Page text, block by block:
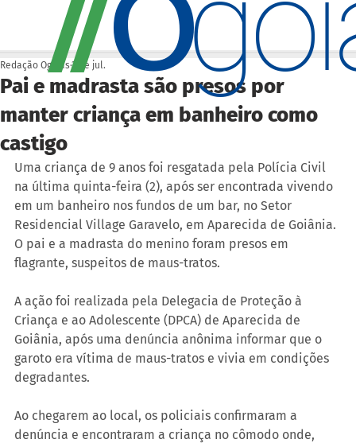
Pai e madrasta são presos por
manter criança em banheiro como
castigo
Redação Ogoiás 3 de jul.
Uma criança de 9 anos foi resgatada pela Polícia Civil
na última quinta-feira (2), após ser encontrada vivendo
em um banheiro nos fundos de um bar, no Setor
Residencial Village Garavelo, em Aparecida de Goiânia.
O pai e a madrasta do menino foram presos em
flagrante, suspeitos de maus-tratos.
A ação foi realizada pela Delegacia de Proteção à
Criança e ao Adolescente (DPCA) de Aparecida de
Goiânia, após uma denúncia anônima informar que o
garoto era vítima de maus-tratos e vivia em condições
degradantes.
Ao chegarem ao local, os policiais confirmaram a
denúncia e encontraram a criança no cômodo onde,